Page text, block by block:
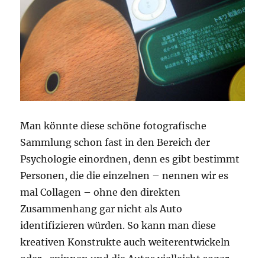
Man könnte diese schöne fotografische
Sammlung schon fast in den Bereich der
Psychologie einordnen, denn es gibt bestimmt
Personen, die die einzelnen – nennen wir es
mal Collagen – ohne den direkten
Zusammenhang gar nicht als Auto
identifizieren würden. So kann man diese
kreativen Konstrukte auch weiterentwickeln